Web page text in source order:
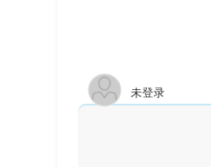
未登录